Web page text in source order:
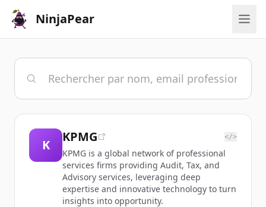
NinjaPear
K
KPMG </>
KPMG is a global network of professional
services firms providing Audit, Tax, and
Advisory services, leveraging deep
expertise and innovative technology to turn
insights into opportunity.